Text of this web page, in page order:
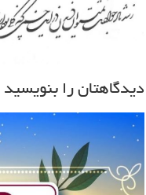
دیدگاهتان را بنویسید